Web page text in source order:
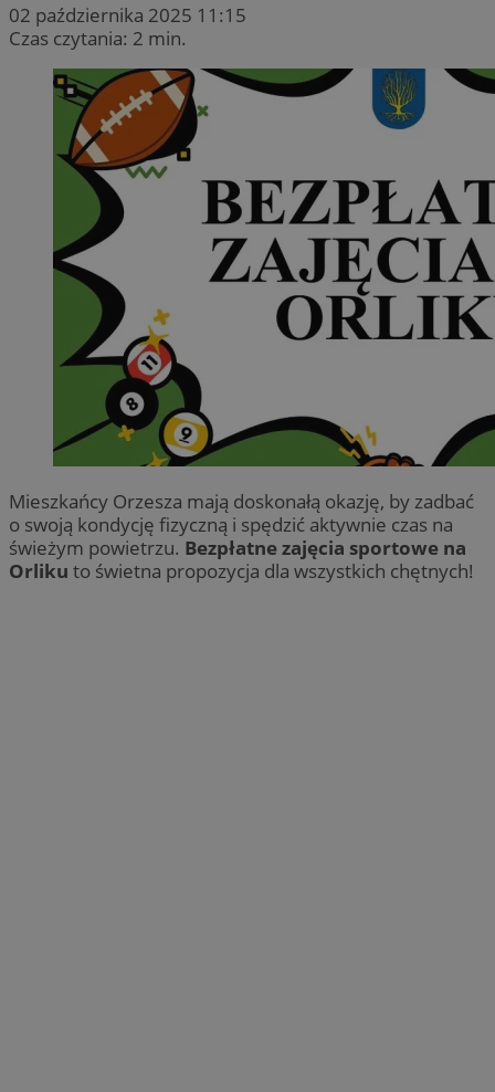
02 października 2025 11:15
Czas czytania: 2 min.
Mieszkańcy Orzesza mają doskonałą okazję, by zadbać
o swoją kondycję fizyczną i spędzić aktywnie czas na
świeżym powietrzu. Bezpłatne zajęcia sportowe na
Orliku to świetna propozycja dla wszystkich chętnych!